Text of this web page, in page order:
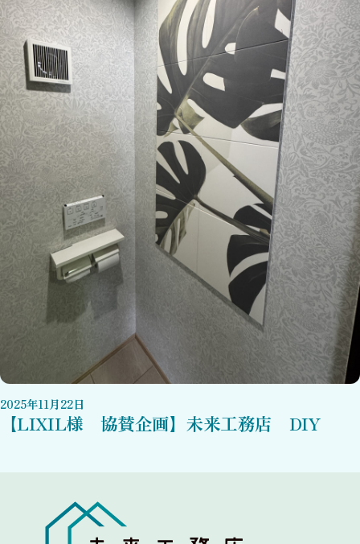
2025年11月22日
【LIXIL様 協賛企画】未来工務店 DIY